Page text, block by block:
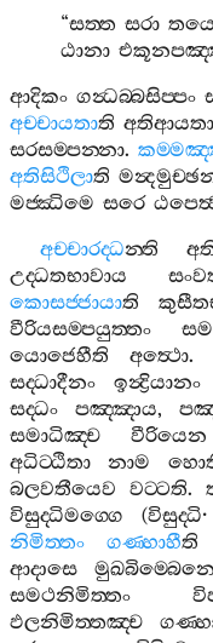
“සත‍්ත සරා
ඨානා
ආදිකං ගන්‍ධබ‍්බසිප‍්පං
අච‍්චායතාති අතිආයතා
සරසම‍්පන‍්නා.
අතිසිථිලාති
මජ‍්ඣිමෙ සරෙ
අච‍්චාරද‍්ධන‍්ති
උද‍්ධතභාවාය
කොසජ‍්ජායාති
වීරියසම‍්පයුත‍්තං
යොජෙහීති
අත්‍ථො.
සද‍්ධාදීනං
ඉන්‍ද්‍රියානං
සද‍්ධං
පඤ‍්ඤාය,
සමාධිඤ‍්ච
වීරියෙන
අධිට‍්ඨිතා
නාම
බලවතීයෙව
වට‍්ටති.
විසුද‍්ධිමග‍්ගෙ (විසුද‍්ධි
නිමිත‍්තං
ගණ‍්හාහීති
ආදාසෙ
සමථනිමිත‍්තං
ඵලනිමිත‍්තඤ‍්ච